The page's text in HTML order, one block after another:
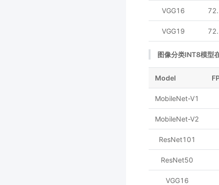
VGG16
VGG19
图像分类INT8模型
Model
MobileNet-V1
MobileNet-V2
ResNet101
ResNet50
VGG16